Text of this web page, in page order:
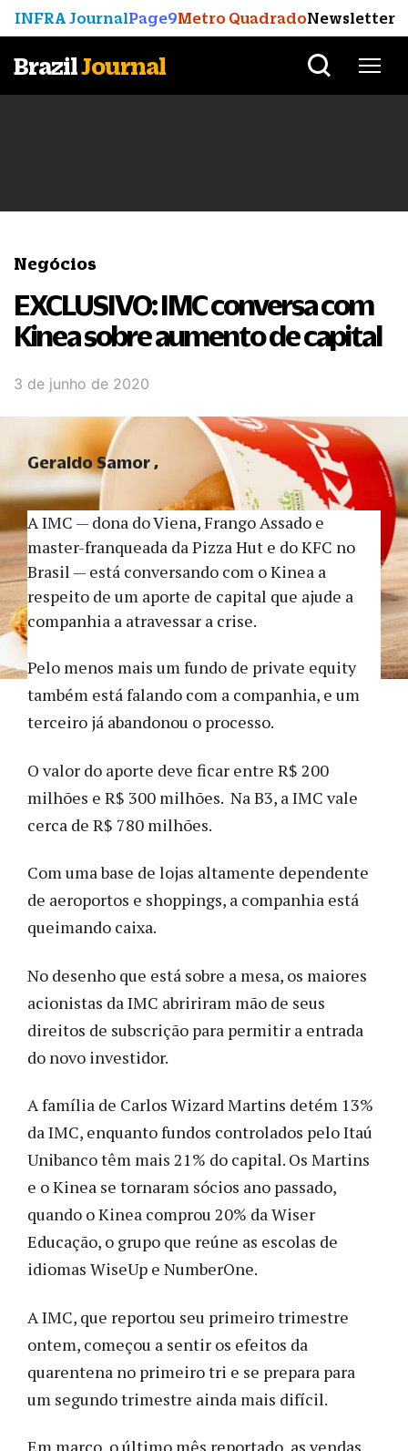
INFRA JournalPage9Metro QuadradoNewsletter
BrazilJournal
Negócios
EXCLUSIVO: IMC conversa com
Kinea sobre aumento de capital
3 de junho de 2020
A IMC — dona do Viena, Frango Assado e
master-franqueada da Pizza Hut e do KFC no
Brasil — está conversando com o Kinea a
respeito de um aporte de capital que ajude a
companhia a atravessar a crise.
Pelo menos mais um fundo de private equity
também está falando com a companhia, e um
terceiro já abandonou o processo.
O valor do aporte deve ficar entre R$ 200
milhões e R$ 300 milhões. Na B3, a IMC vale
cerca de R$ 780 milhões.
Com uma base de lojas altamente dependente
de aeroportos e shoppings, a companhia está
queimando caixa.
No desenho que está sobre a mesa, os maiores
acionistas da IMC abririram mão de seus
direitos de subscrição para permitir a entrada
do novo investidor.
A família de Carlos Wizard Martins detém 13%
da IMC, enquanto fundos controlados pelo Itaú
Unibanco têm mais 21% do capital. Os Martins
e o Kinea se tornaram sócios ano passado,
quando o Kinea comprou 20% da Wiser
Educação, o grupo que reúne as escolas de
idiomas WiseUp e NumberOne.
A IMC, que reportou seu primeiro trimestre
ontem, começou a sentir os efeitos da
quarentena no primeiro tri e se prepara para
um segundo trimestre ainda mais difícil.
Geraldo Samor